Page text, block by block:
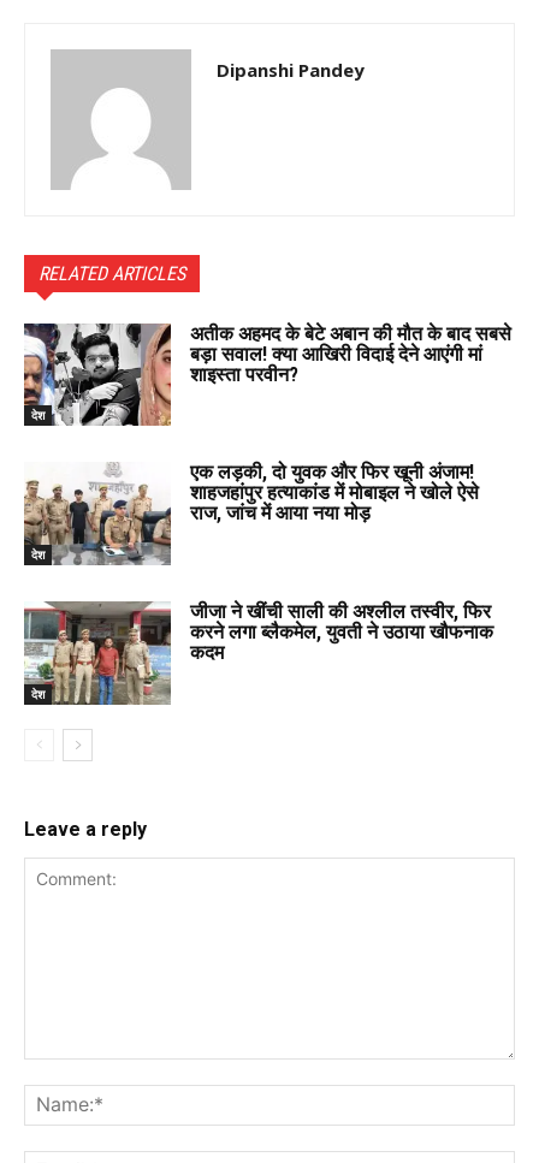
Dipanshi Pandey
RELATED ARTICLES
देश
अतीक अहमद के बेटे अबान की मौत के बाद सबसे
बड़ा सवाल! क्या आखिरी विदाई देने आएंगी मां
शाइस्ता परवीन?
देश
एक लड़की, दो युवक और फिर खूनी अंजाम!
शाहजहांपुर हत्याकांड में मोबाइल ने खोले ऐसे
राज, जांच में आया नया मोड़
देश
जीजा ने खींची साली की अश्लील तस्वीर, फिर
करने लगा ब्लैकमेल, युवती ने उठाया खौफनाक
कदम
Leave a reply